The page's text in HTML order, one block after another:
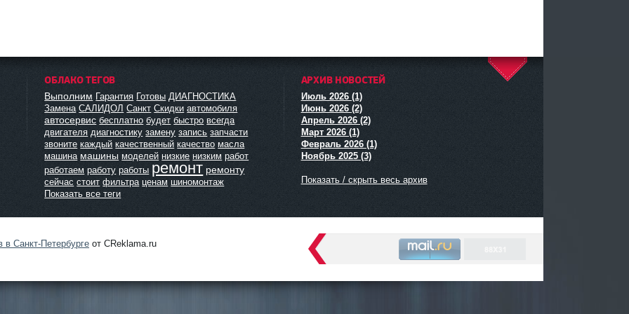
ОБЛАКО ТЕГОВ
Выполним Гарантия Готовы ДИАГНОСТИКА
Замена САЛИДОЛ Санкт Скидки автомобиля
автосервис бесплатно будет быстро всегда
двигателя диагностику замену запись запчасти
звоните каждый качественный качество масла
машина машины моделей низкие низким работ
работаем работу работы ремонт ремонту
сейчас стоит фильтра ценам шиномонтаж
Показать все теги
АРХИВ НОВОСТЕЙ
Июль 2026 (1)
Июнь 2026 (2)
Апрель 2026 (2)
Март 2026 (1)
Февраль 2026 (1)
Ноябрь 2025 (3)
Показать / скрыть весь архив
в Санкт-Петербурге от CReklama.ru